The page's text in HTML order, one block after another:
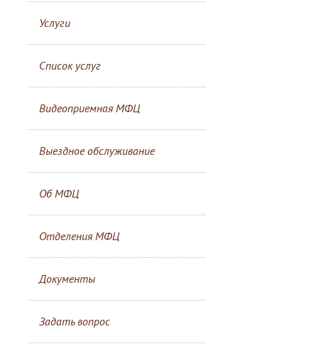
Услуги
Список услуг
Видеоприемная МФЦ
Выездное обслуживание
Об МФЦ
Отделения МФЦ
Документы
Задать вопрос